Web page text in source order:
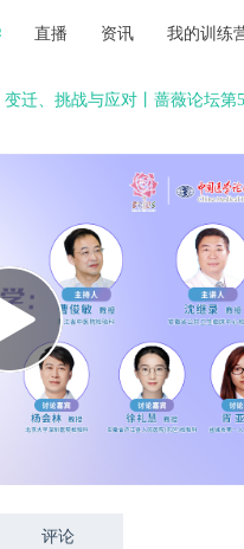
直播 资讯 我的训练
迁、挑战与应对丨蔷薇论坛第
评论